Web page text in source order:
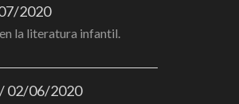
2020
la literatura infantil.
/02/06/2020